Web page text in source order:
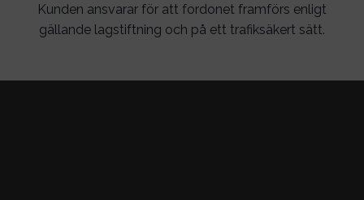
Kunden ansvarar för att fordonet framförs enligt
gällande lagstiftning och på ett trafiksäkert sätt.